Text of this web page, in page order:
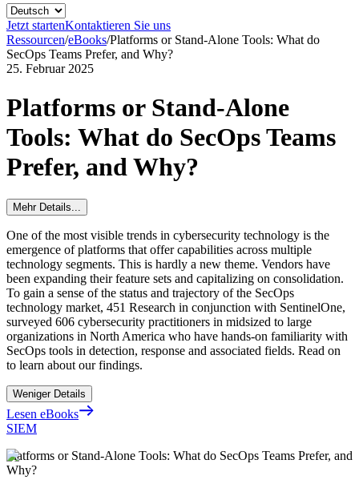
Jetzt startenKontaktieren Sie uns
Ressourcen/eBooks/Platforms or Stand-Alone Tools: What do
SecOps Teams Prefer, and Why?
25. Februar 2025
Platforms or Stand-Alone
Tools: What do SecOps Teams
Prefer, and Why?
Mehr Details...
One of the most visible trends in cybersecurity technology is the
emergence of platforms that offer capabilities across multiple
technology segments. This is hardly a new theme. Vendors have
been expanding their feature sets and capitalizing on consolidation.
To gain a sense of the status and trajectory of the SecOps
technology market, 451 Research in conjunction with SentinelOne,
surveyed 606 cybersecurity practitioners in midsized to large
organizations in North America who have hands-on familiarity with
SecOps tools in detection, response and associated fields. Read on
to learn about our findings.
Weniger Details
Lesen eBooks
SIEM
Platforms or Stand-Alone Tools: What do SecOps Teams Prefer, and
Why?